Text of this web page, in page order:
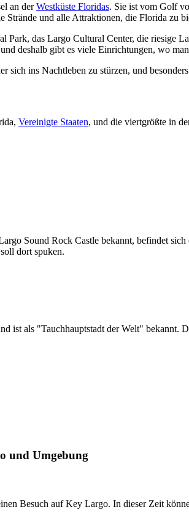
an derWestküste Floridas. Sie ist vom Golf
Strände und alle Attraktionen, die Florida zu
Park, das Largo Cultural Center, die
deshalb gibt es viele Einrichtungen, wo
sich ins Nachtleben zu stürzen, und
Vereinigte Staaten, und die viertgrößte in
Sound Rock Castle bekannt, befindet
dort spuken.
ist als "Tauchhauptstadt der Welt"
und Umgebung
Besuch auf Key Largo. In dieser Zeit